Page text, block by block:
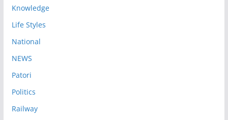
Knowledge
Life Styles
National
NEWS
Patori
Politics
Railway